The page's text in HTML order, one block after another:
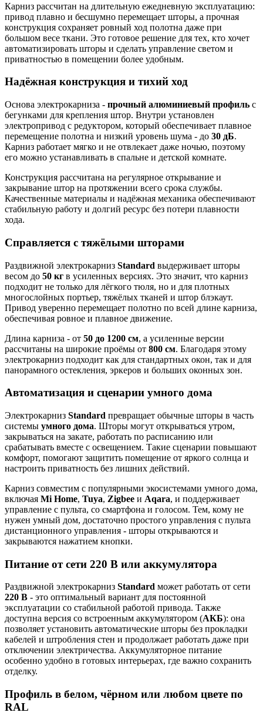
Карниз рассчитан на длительную ежедневную эксплуатацию:
привод плавно и бесшумно перемещает шторы, а прочная
конструкция сохраняет ровный ход полотна даже при
большом весе ткани. Это готовое решение для тех, кто хочет
автоматизировать шторы и сделать управление светом и
приватностью в помещении более удобным.
Надёжная конструкция и тихий ход
Основа электрокарниза - прочный алюминиевый профиль с
бегунками для крепления штор. Внутри установлен
электропривод с редуктором, который обеспечивает плавное
перемещение полотна и низкий уровень шума - до 30 дБ.
Карниз работает мягко и не отвлекает даже ночью, поэтому
его можно устанавливать в спальне и детской комнате.
Конструкция рассчитана на регулярное открывание и
закрывание штор на протяжении всего срока службы.
Качественные материалы и надёжная механика обеспечивают
стабильную работу и долгий ресурс без потери плавности
хода.
Справляется с тяжёлыми шторами
Раздвижной электрокарниз Standard выдерживает шторы
весом до 50 кг в усиленных версиях. Это значит, что карниз
подходит не только для лёгкого тюля, но и для плотных
многослойных портьер, тяжёлых тканей и штор блэкаут.
Привод уверенно перемещает полотно по всей длине карниза,
обеспечивая ровное и плавное движение.
Длина карниза - от 50 до 1200 см, а усиленные версии
рассчитаны на широкие проёмы от 800 см. Благодаря этому
электрокарниз подходит как для стандартных окон, так и для
панорамного остекления, эркеров и больших оконных зон.
Автоматизация и сценарии умного дома
Электрокарниз Standard превращает обычные шторы в часть
системы умного дома. Шторы могут открываться утром,
закрываться на закате, работать по расписанию или
срабатывать вместе с освещением. Такие сценарии повышают
комфорт, помогают защитить помещение от яркого солнца и
настроить приватность без лишних действий.
Карниз совместим с популярными экосистемами умного дома,
включая Mi Home, Tuya, Zigbee и Aqara, и поддерживает
управление с пульта, со смартфона и голосом. Тем, кому не
нужен умный дом, достаточно простого управления с пульта
дистанционного управления - шторы открываются и
закрываются нажатием кнопки.
Питание от сети 220 В или аккумулятора
Раздвижной электрокарниз Standard может работать от сети
220 В - это оптимальный вариант для постоянной
эксплуатации со стабильной работой привода. Также
доступна версия со встроенным аккумулятором (АКБ): она
позволяет установить автоматические шторы без прокладки
кабелей и штробления стен и продолжает работать даже при
отключении электричества. Аккумуляторное питание
особенно удобно в готовых интерьерах, где важно сохранить
отделку.
Профиль в белом, чёрном или любом цвете по
RAL